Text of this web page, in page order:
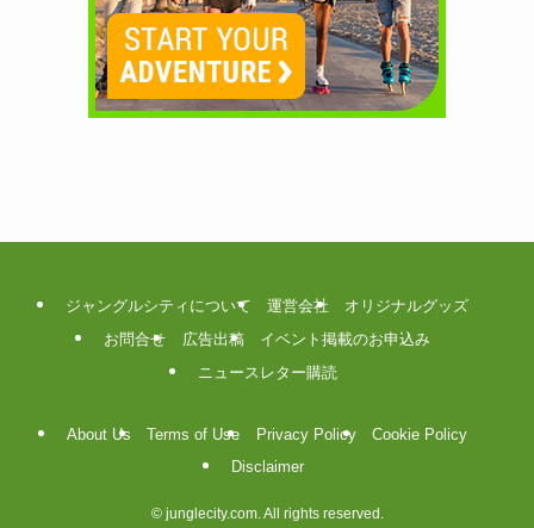
ジャングルシティについて 運営会社
オリジナルグッズ
お問合せ
広告出稿
イベント掲載のお申込み
ニュースレター購読
About Us Terms of Use Privacy Policy
Cookie Policy
Disclaimer
©junglecity.com. All rights reserved.